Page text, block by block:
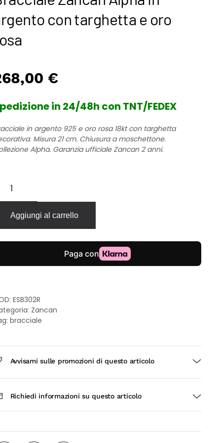
con targhetta e oro
€
in 24/48h con TNT/FEDEX
in argento 925 e oro rosa 18kt con targhetta
Misura 21 cm. Chiusura a moschettone.
Alpha. Garanzia ufficiale Zancan 2 anni.
Aggiungi al carrello
ESB302R
Zancan
bracciale
Avvisami sulle promozioni di questo articolo
Richiedi informazioni su questo articolo